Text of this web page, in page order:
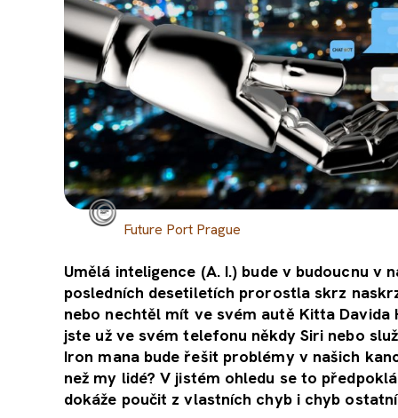
Future Port Prague
Umělá inteligence (A. I.) bude v budoucnu
posledních desetiletích prorostla skrz
nebo nechtěl mít ve svém autě Kitta Davida
jste už ve svém telefonu někdy Siri nebo
Iron mana bude řešit problémy v našich
než my lidé? V jistém ohledu se to
dokáže poučit z vlastních chyb i chyb